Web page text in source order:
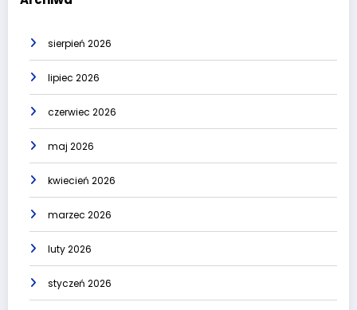
sierpień 2026
lipiec 2026
czerwiec 2026
maj 2026
kwiecień 2026
marzec 2026
luty 2026
styczeń 2026